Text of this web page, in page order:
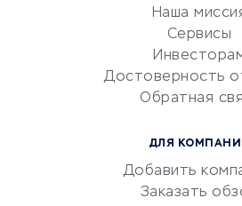
документооборот
Юридические компании
Бухгалтерия онлайн
Наша
Сервисы
Достоверность
Обратная
ДЛЯ
Добавить
Заказать